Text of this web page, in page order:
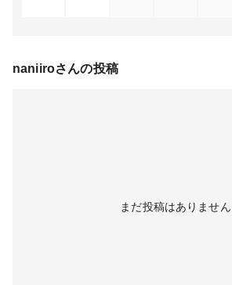
naniiroさんの投稿
まだ投稿はありません